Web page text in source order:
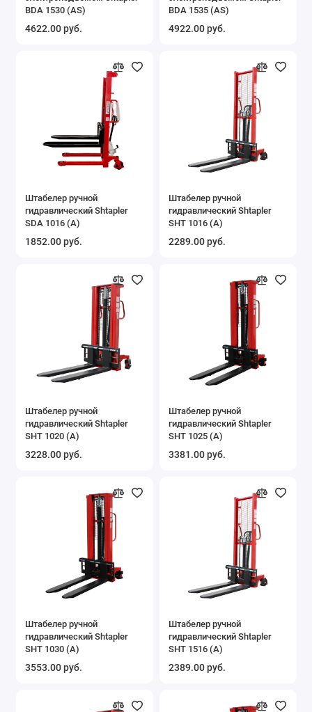
BDA 1530 (AS)
4622.00 руб.
BDA 1535 (AS)
4922.00 руб.
Штабелер ручной
гидравлический Shtapler
SDA 1016 (A)
1852.00 руб.
Штабелер ручной
гидравлический Shtapler
SHT 1016 (A)
2289.00 руб.
Штабелер ручной
гидравлический Shtapler
SHT 1020 (A)
3228.00 руб.
Штабелер ручной
гидравлический Shtapler
SHT 1025 (A)
3381.00 руб.
Штабелер ручной
гидравлический Shtapler
SHT 1030 (A)
3553.00 руб.
Штабелер ручной
гидравлический Shtapler
SHT 1516 (A)
2389.00 руб.